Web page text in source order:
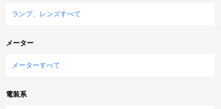
ランプ、レンズすべて
メーター
メーターすべて
電装系